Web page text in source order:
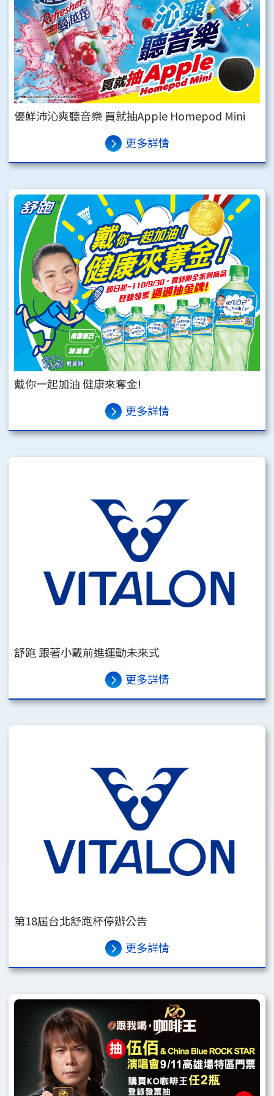
優鮮沛沁爽聽音樂 買就抽Apple Homepod Mini
更多詳情
戴你一起加油 健康來奪金!
更多詳情
舒跑 跟著小戴前進運動未來式
更多詳情
第18屆台北舒跑杯停辦公告
更多詳情